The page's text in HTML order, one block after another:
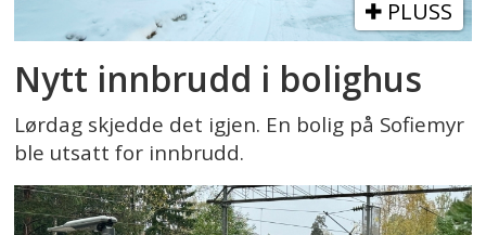
PLUSS
Nytt innbrudd i bolighus
Lørdag skjedde det igjen. En bolig på Sofiemyr
ble utsatt for innbrudd.